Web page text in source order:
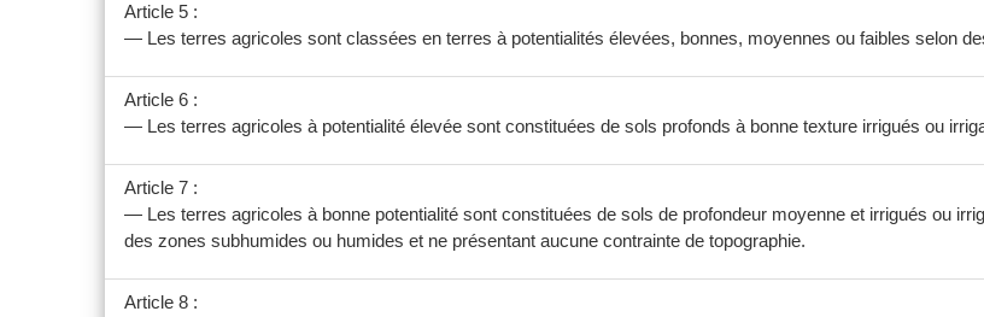
Article 5 :
— Les terres agricoles sont classées en terres à potentialités élevées, bonnes, moyennes ou faibles selon
Article 6 :
— Les terres agricoles à potentialité élevée sont constituées de sols profonds à bonne texture irrigués ou
Article 7 :
— Les terres agricoles à bonne potentialité sont constituées de sols de profondeur moyenne et irrigués ou
des zones subhumides ou humides et ne présentant aucune contrainte de topographie.
Article 8 :